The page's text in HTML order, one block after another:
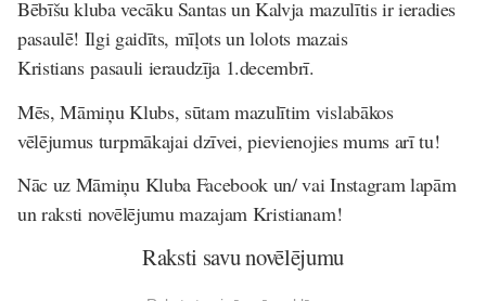
Bēbīšu kluba vecāku Santas un Kalvja mazulītis ir ieradies
pasaulē! Ilgi gaidīts, mīļots un lolots mazais
Kristians pasauli ieraudzīja 1.decembrī.
Mēs, Māmiņu Klubs, sūtam mazulītim vislabākos
vēlējumus turpmākajai dzīvei, pievienojies mums arī tu!
Nāc uz Māmiņu Kluba Facebook un/ vai Instagram lapām
un raksti novēlējumu mazajam Kristianam!
Raksti savu novēlējumu